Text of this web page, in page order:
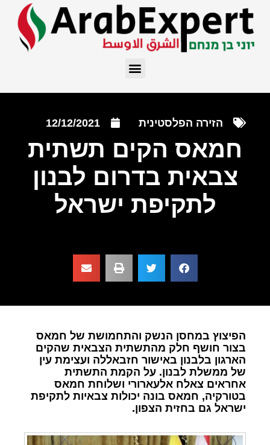
הזירה הפלסטינית 12/12/2021
חמאס הקים תשתית
צבאית בדרום לבנון
לתקיפת ישראל
הפיצוץ במחסן הנשק והתחמושת של חמאס
בצור חושף חלק מהתשתית הצבאית שהקים
הארגון בלבנון באישור חזבאללה ועצימת עין
של ממשלת לבנון. על הקמת התשתית
אחראים צאלח אלעארורי ושלוחת חמאס
בטורקיה, חמאס בונה יכולות צבאיות לתקיפת
ישראל גם בחזית הצפון.